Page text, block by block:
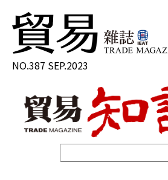
NO.387 SEP.2023